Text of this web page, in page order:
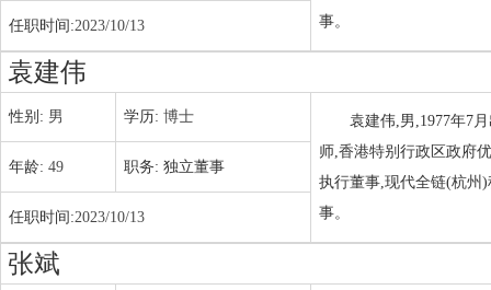
事。
任职时间:2023/10/13
袁建伟
性别: 男 学历: 博士
袁建伟,男,1977年7
师,香港特别行政区政府
执行董事,现代全链(杭州
事。
年龄: 49 职务: 独立董事
任职时间:2023/10/13
张斌